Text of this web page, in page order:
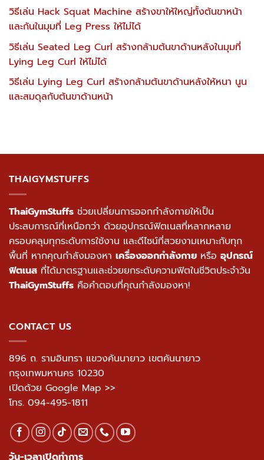
วิธีเล่น Hack Squat Machine สร้างขาให้ใหญ่ทั้งต้นขาหน้า
และก้นในมุมที่ Leg Press ให้ไม่ได้
วิธีเล่น Seated Leg Curl สร้างกล้ามต้นขาด้านหลังในมุมที่
Lying Leg Curl ให้ไม่ได้
วิธีเล่น Lying Leg Curl สร้างกล้ามต้นขาด้านหลังให้หนา นูน
และสมดุลกับต้นขาด้านหน้า
THAIGYMSTUFFS
ThaiGymStuffs ช่วยเปลี่ยนการออกกำลังกายให้เป็น
ประสบการณ์ที่เหนือกว่า ด้วยอุปกรณ์ฟิตเนสที่หลากหลาย
ครอบคลุมทุกระดับการใช้งาน และดีไซน์ที่สวยงามเหมาะกับทุก
พื้นที่ หากคุณกำลังมองหา เครื่องออกกำลังกาย หรือ อุปกรณ์
ฟิตเนส ที่ได้มาตรฐานและช่วยยกระดับความฟิตในชีวิตประจำวัน
ThaiGymStuffs คือคำตอบที่คุณกำลังมองหา!
CONTACT US
896 ถ. รามอินทรา แขวงคันนายาว เขตคันนายาว
กรุงเทพมหานคร 10230
เปิดด้วย Google Map >>
โทร. 094-495-1811
วัน-เวลาเปิดทำการ